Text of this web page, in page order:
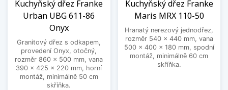
Kuchyňský dřez Franke
Urban UBG 611-86
Onyx
Granitový dřez s odkapem,
provedení Onyx, otočný,
rozměr 860 x 500 mm, vana
390 x 425 x 220 mm, horní
montáž, minimálně 50 cm
skříňka.
Kuchyňský dřez Franke
Maris MRX 110-50
Hranatý nerezový jednodřez,
rozměr 540 x 440 mm, vana
500 x 400 x 180 mm, spodní
montáž, minimálně 60 cm
skříňka.